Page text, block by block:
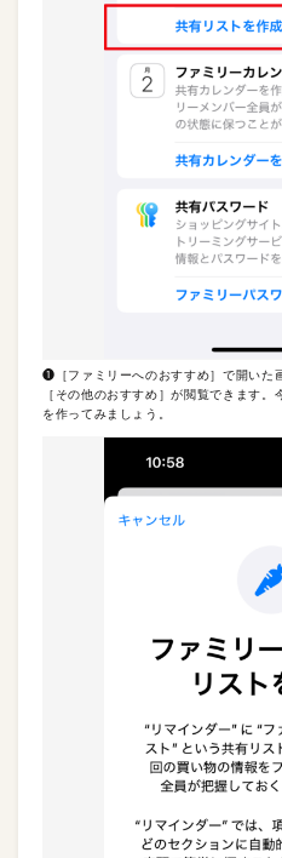
❶［ファミリーへのおすすめ］で開いた
［その他のおすすめ］が閲覧できます。
を作ってみましょう。